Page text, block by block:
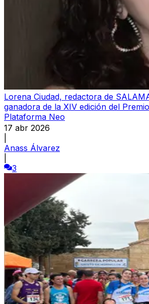
Lorena Ciudad, redactora de
ganadora de la XIV edición del
Plataforma Neo
17 abr 2026
Anass Álvarez
3